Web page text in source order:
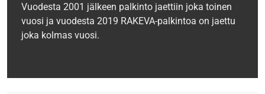
Vuodesta 2001 jälkeen palkinto jaettiin joka toinen
vuosi ja vuodesta 2019 RAKEVA-palkintoa on jaettu
joka kolmas vuosi.